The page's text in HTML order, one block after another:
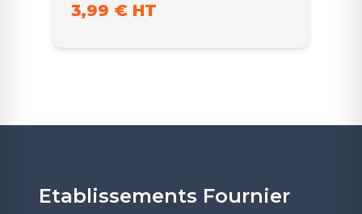
3,99 € HT
Etablissements Fournier